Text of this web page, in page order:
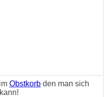
Obstkorb den man sich